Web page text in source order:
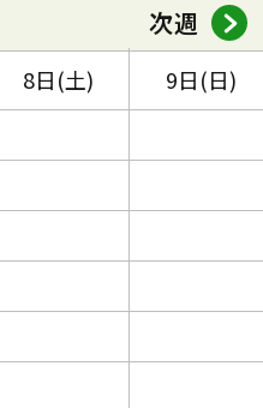
次週
8日(土) 9日(日)